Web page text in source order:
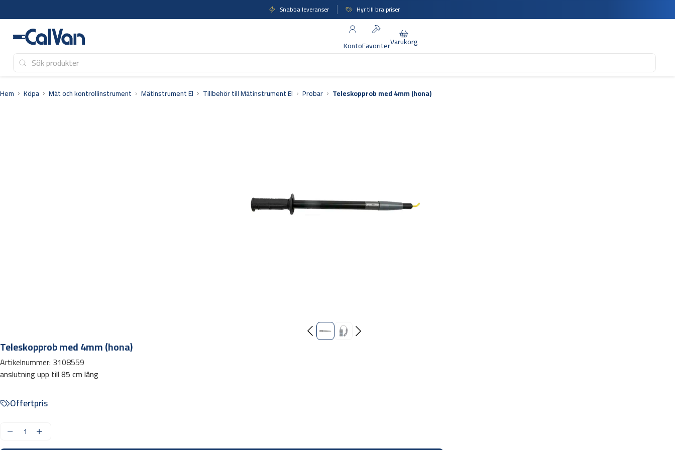
till
Snabba leveranser Hyr till bra priser
KontoFavoriterVarukorg
Hem Köpa Mät och kontrollinstrument Mätinstrument El Tillbehör till Mätinstrument El Probar Teleskopprob med 4mm (hona)
Teleskopprob med 4mm (hona)
Artikelnummer: 3108559
anslutning upp till 85 cm lång
Offertpris